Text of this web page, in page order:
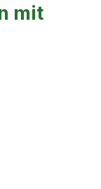
mit